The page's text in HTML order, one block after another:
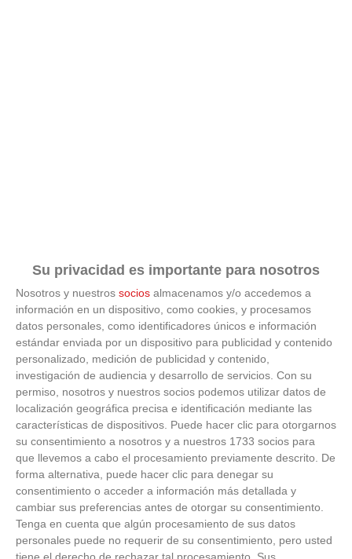
Su privacidad es importante para nosotros
Nosotros y nuestros socios almacenamos y/o accedemos a
información en un dispositivo, como cookies, y procesamos
datos personales, como identificadores únicos e información
estándar enviada por un dispositivo para publicidad y contenido
personalizado, medición de publicidad y contenido,
investigación de audiencia y desarrollo de servicios. Con su
permiso, nosotros y nuestros socios podemos utilizar datos de
localización geográfica precisa e identificación mediante las
características de dispositivos. Puede hacer clic para otorgarnos
su consentimiento a nosotros y a nuestros 1733 socios para
que llevemos a cabo el procesamiento previamente descrito. De
forma alternativa, puede hacer clic para denegar su
consentimiento o acceder a información más detallada y
cambiar sus preferencias antes de otorgar su consentimiento.
Tenga en cuenta que algún procesamiento de sus datos
personales puede no requerir de su consentimiento, pero usted
tiene el derecho de rechazar tal procesamiento. Sus
9 apps que valen oro
No son populares, pero sí extraordinariamente útiles